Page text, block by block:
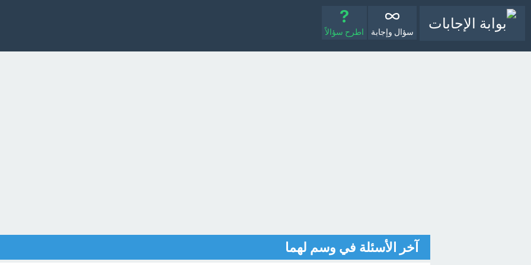
سؤال وإجابة اطرح سؤالاً
آخر الأسئلة في وسم لهما